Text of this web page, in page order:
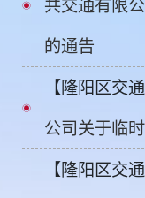
共交通有限
的通告
【隆阳区交
公司关于临
【隆阳区交